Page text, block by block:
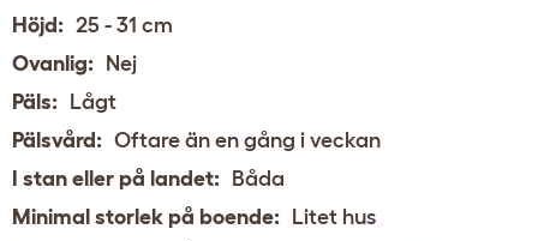
Höjd: 25 - 31 cm
Ovanlig: Nej
Päls: Lågt
Pälsvård: Oftare än en gång i veckan
I stan eller på landet: Båda
Minimal storlek på boende: Litet hus